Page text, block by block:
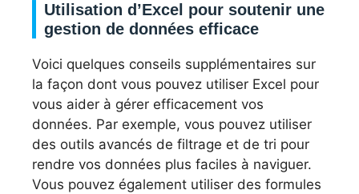
Utilisation d’Excel pour soutenir une
gestion de données efficace
Voici quelques conseils supplémentaires sur
la façon dont vous pouvez utiliser Excel pour
vous aider à gérer efficacement vos
données. Par exemple, vous pouvez utiliser
des outils avancés de filtrage et de tri pour
rendre vos données plus faciles à naviguer.
Vous pouvez également utiliser des formules